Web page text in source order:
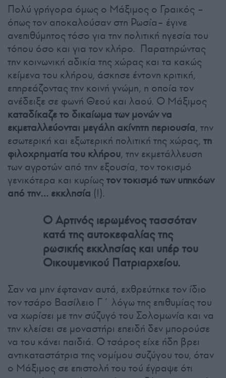
Πολύ γρήγορα όμως ο Μάξιμος ο Γραικός –
όπως τον αποκαλούσαν στη Ρωσία– έγινε
ανεπιθύμητος τόσο για την πολιτική ηγεσία του
τόπου όσο και για τον κλήρο. Παρατηρώντας
την κοινωνική αδικία της χώρας και τα κακώς
κείμενα του κλήρου, άσκησε έντονη κριτική,
επηρεάζοντας την κοινή γνώμη, η οποία τον
ανέδειξε σε φωνή Θεού και λαού. Ο Μάξιμος
καταδίκαζε το δικαίωμα των μονών να
εκμεταλλεύονται μεγάλη ακίνητη περιουσία, την
εσωτερική και εξωτερική πολιτική της χώρας, τη
φιλοχρηματία του κλήρου, την εκμετάλλευση
των αγροτών από την εξουσία, τον τοκισμό
γενικότερα και κυρίως τον τοκισμό των υπηκόων
από την… εκκλησία (!).
Ο Αρτινός ιερωμένος τασσόταν
κατά της αυτοκεφαλίας της
ρωσικής εκκλησίας και υπέρ του
Οικουμενικού Πατριαρχείου.
Σαν να μην έφταναν αυτά, εχθρεύτηκε τον ίδιο
τον τσάρο Βασίλειο Γ΄ λόγω της επιθυμίας του
να χωρίσει με την σύζυγό του Σολομωνία και να
την κλείσει σε μοναστήρι επειδή δεν μπορούσε
να του κάνει παιδιά. Ο τσάρος είχε ήδη βρει
αντικαταστάτρια της νομίμου συζύγου του, όταν
ο Μάξιμος σε επιστολή του τού έγραψε ότι